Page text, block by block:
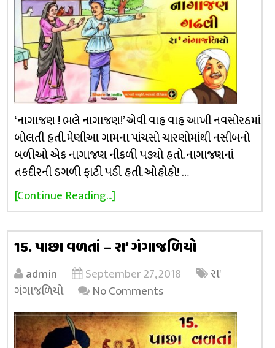
‘નાગાજણ ! ભલે નાગાજણ!’ એવી વાહ વાહ આખી નવસોરઠમાં
બોલતી હતી. મેણીઆ ગામના પાંચસો ચારણોમાંથી નસીબનો
બળીઓ એક નાગાજણ નીકળી પડ્યો હતો. નાગાજણનાં
તકદીરની ડગળી ફાટી પડી હતી. ઓહોહો! …
[Continue Reading...]
15. પાછા વળતાં – રા’ ગંગાજળિયો
admin September 27, 2018
રા'
ગંગાજળિયો
No Comments